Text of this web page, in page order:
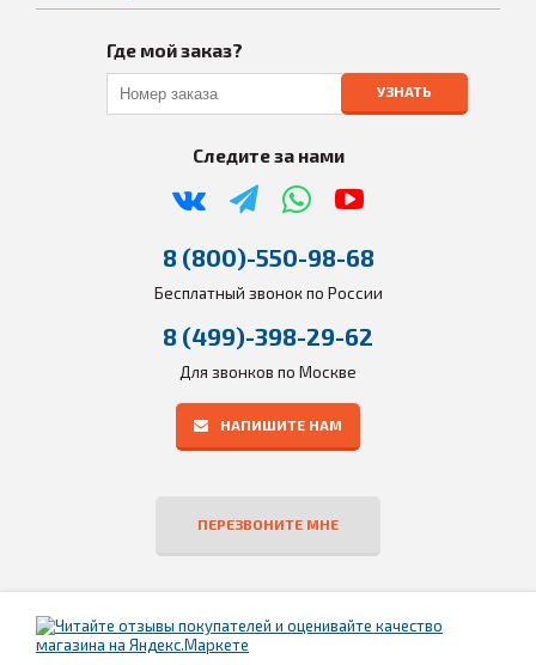
Где мой заказ?
УЗНАТЬ
Следите за нами
8 (800)-550-98-68
Бесплатный звонок по России
8 (499)-398-29-62
Для звонков по Москве
НАПИШИТЕ НАМ
ПЕРЕЗВОНИТЕ МНЕ